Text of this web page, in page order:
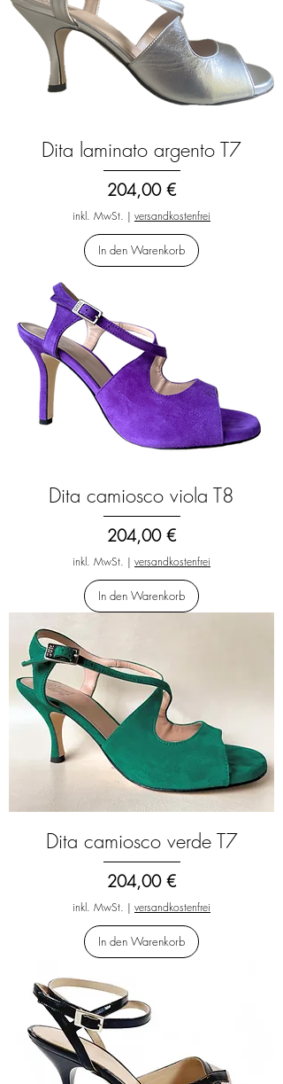
Dita laminato argento T7
Preis
204,00 €
inkl. MwSt. | versandkostenfrei
In den Warenkorb
Dita camiosco viola T8
Preis
204,00 €
inkl. MwSt. | versandkostenfrei
In den Warenkorb
Dita camiosco verde T7
Preis
204,00 €
inkl. MwSt. | versandkostenfrei
In den Warenkorb